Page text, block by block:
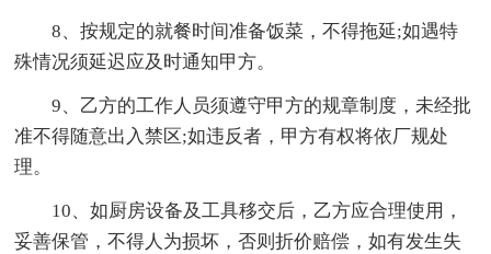
8、按规定的就餐时间准备饭菜，不得拖延;如遇特
殊情况须延迟应及时通知甲方。
9、乙方的工作人员须遵守甲方的规章制度，未经批
准不得随意出入禁区;如违反者，甲方有权将依厂规处
理。
10、如厨房设备及工具移交后，乙方应合理使用，
妥善保管，不得人为损坏，否则折价赔偿，如有发生失